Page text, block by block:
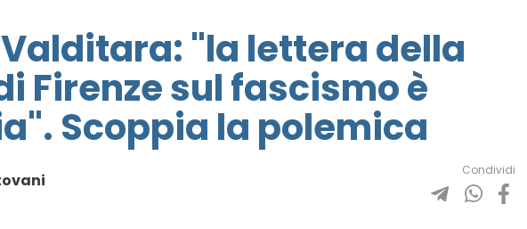
"la lettera della
Firenze sul fascismo è
Scoppia la polemica
Condividi